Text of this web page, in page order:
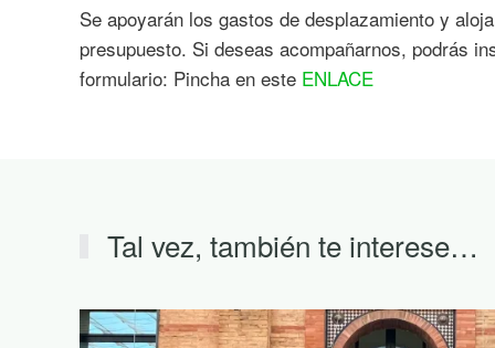
Se apoyarán los gastos de desplazamiento y
presupuesto. Si deseas acompañarnos, podrás
formulario: Pincha en este ENLACE
Tal vez, también te interese…